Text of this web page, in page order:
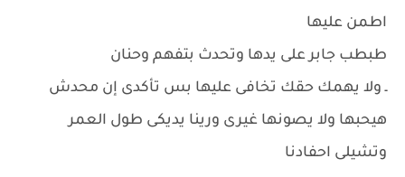
اطمن عليها
طبطب جابر على يدها وتحدث بتفهم وحنان
ـ ولا يهمك حقك تخافى عليها بس تأكدى إن محدش
هيحبها ولا يصونها غيرى ورينا يديكى طول العمر
وتشيلى احفادنا